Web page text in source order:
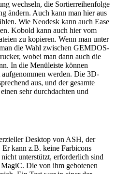
wechseln, die Sortierreihenfolge
ändern. Auch kann man hier aus
Wie Neodesk kann auch Ease
Kobold kann auch hier vom
zu kopieren. Wenn man unter
die Wahl zwischen GEMDOS-
wobei man dann auch die
In die Menüleiste können
werden. Die 3D-
aus, und der gesamte
sehr durchdachten und
Desktop von ASH, der
Er kann z.B. keine Farbicons
unterstützt, erforderlich sind
Die von ihm gebotenen